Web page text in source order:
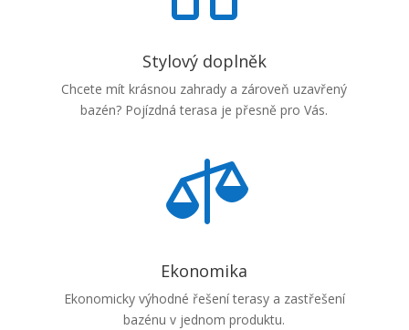
Stylový doplněk
Chcete mít krásnou zahrady a zároveň uzavřený
bazén? Pojízdná terasa je přesně pro Vás.

Ekonomika
Ekonomicky výhodné řešení terasy a zastřešení
bazénu v jednom produktu.